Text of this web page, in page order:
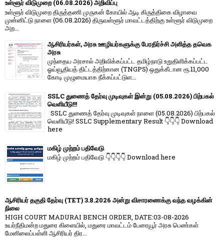
உள்ளூர் விடுமுறை (06.08.2026) அறிவிப்பு
உள்ளூர் விடுமுறை திருத்தணி முருகன் கோயில் ஆடி கிருத்திகை விழாவை
முன்னிட்டு நாளை (06.08.2026) திருவள்ளூர் மாவட்டத்திற்கு உள்ளூர் விடுமுறை
அற...
ஆசிரியர்கள், அரசு ஊழியர்களுக்கு பேரதிர்ச்சி அளித்த தவெக
அரசு
முந்தைய அரசால் அறிவிக்கப்பட்ட தமிழ்நாடு உறுதிளிக்கப்பட்ட
ஓய்வூதியத் திட்டத்திற்கான (TNGPS) ஒதுக்கீடான ரூ.11,000
கோடி முழுமையாக நீக்கப்பட்டுள...
SSLC துணைத் தேர்வு முடிவுகள் இன்று (05.08.2026) பிற்பகல்
வெளியீடு!!!
SSLC துணைத் தேர்வு முடிவுகள் நாளை (05.08.2026) பிற்பகல்
வெளியீடு! SSLC Supplementary Result 👇👇👇 Download
here
மகிழ் முற்றம் பதிவேடு
மகிழ் முற்றம் பதிவேடு 👇👇👇👇 Download here
ஆசிரியர் தகுதி தேர்வு (TET) 3.8.2026 அன்று விசாரணைக்கு வந்த வழக்கின்
நிலை
HIGH COURT MADURAI BENCH ORDER, DATE:03-08-2026
உயர்நீதிமன்ற மதுரை கிளையில், மதுரை மாவட்டம் பேரையூர் அரசு பெண்கள்
மேனிலைப்பள்ளி ஆசிரியர் திர...